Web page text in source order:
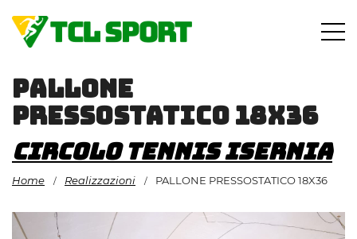
contenuto
PALLONE
PRESSOSTATICO 18X36
CIRCOLO TENNIS ISERNIA
Home / Realizzazioni / PALLONE PRESSOSTATICO 18X36